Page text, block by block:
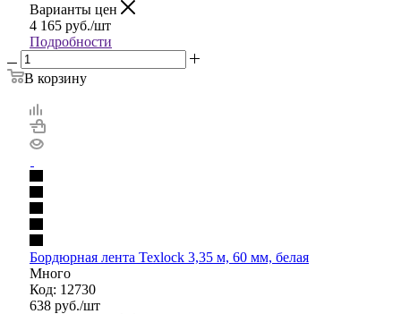
Варианты цен
4 165 руб./шт
Подробности
В корзину
Бордюрная лента Texlock 3,35 м, 60 мм, белая
Много
Код: 12730
638 руб./шт